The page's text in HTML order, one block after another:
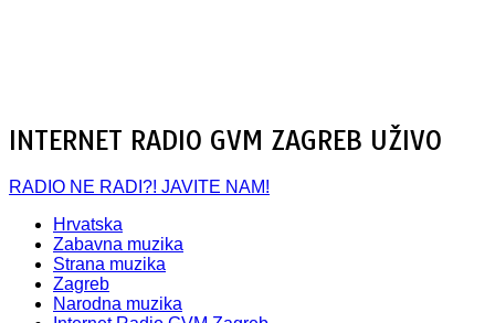
INTERNET RADIO GVM ZAGREB UŽIVO
RADIO NE RADI?! JAVITE NAM!
Hrvatska
Zabavna muzika
Strana muzika
Zagreb
Narodna muzika